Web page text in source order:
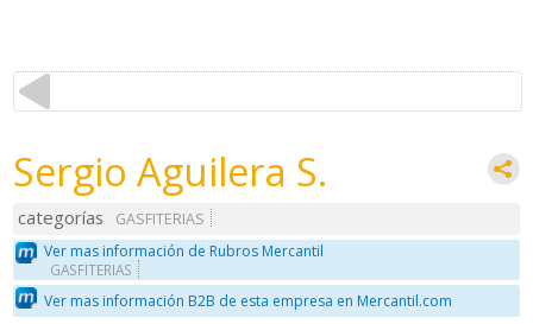
Sergio Aguilera S.
categorías
GASFITERIAS
Ver mas información de Rubros Mercantil
GASFITERIAS
Ver mas información B2B de esta empresa en Mercantil.com